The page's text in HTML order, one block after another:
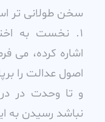
سخن طولانى تر
1. نخست به
اشاره کرده، مى
اصول عدالت را
و تا وحدت در
نباشد رسيدن به